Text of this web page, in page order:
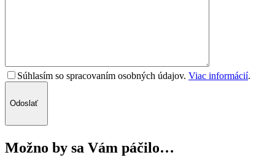
Súhlasím so spracovaním osobných údajov. Viac informácií.
Odoslať
Možno by sa Vám páčilo…